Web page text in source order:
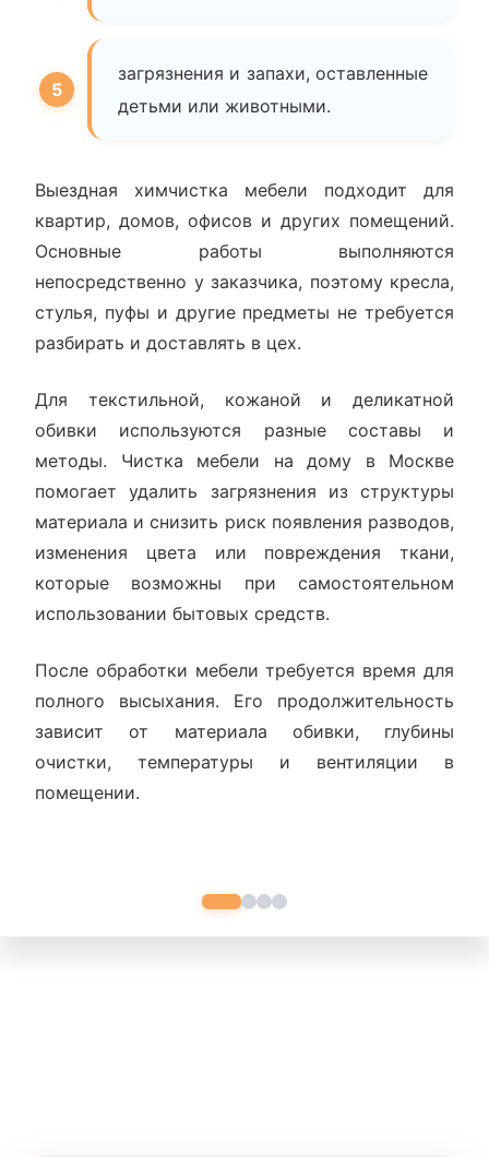
загрязнения и запахи, оставленные
детьми или животными.
Выездная химчистка мебели подходит для
квартир, домов, офисов и других помещений.
Основные работы выполняются
непосредственно у заказчика, поэтому кресла,
стулья, пуфы и другие предметы не требуется
разбирать и доставлять в цех.
Для текстильной, кожаной и деликатной
обивки используются разные составы и
методы. Чистка мебели на дому в Москве
помогает удалить загрязнения из структуры
материала и снизить риск появления разводов,
изменения цвета или повреждения ткани,
которые возможны при самостоятельном
использовании бытовых средств.
После обработки мебели требуется время для
полного высыхания. Его продолжительность
зависит от материала обивки, глубины
очистки, температуры и вентиляции в
помещении.